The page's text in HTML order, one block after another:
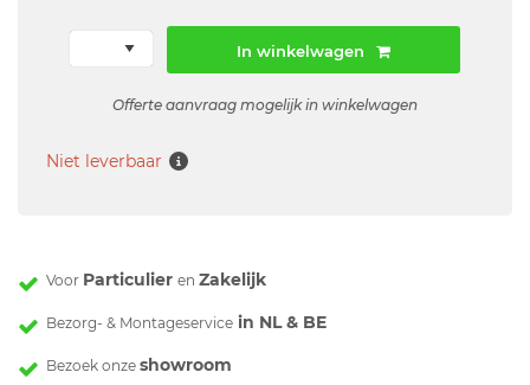
In winkelwagen
Offerte aanvraag mogelijk in winkelwagen
Niet leverbaar
Voor Particulier en Zakelijk
Bezorg- & Montageservice in NL & BE
Bezoek onze showroom